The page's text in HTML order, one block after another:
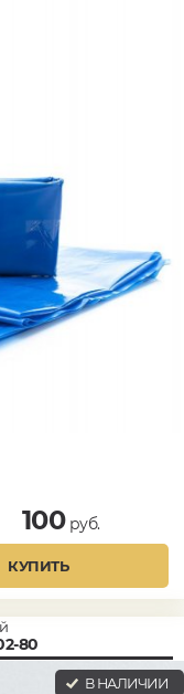
100руб.
КУПИТЬ
80
В НАЛИЧИИ